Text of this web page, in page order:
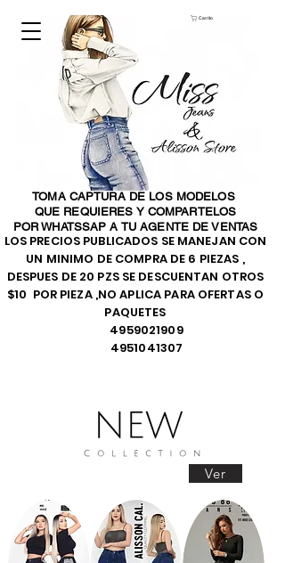
LOS PRECIOS PUBLICADOS SE MANEJAN CON
UN MINIMO DE COMPRA DE 6 PIEZAS ,
DESPUES DE 20 PZS SE DESCUENTAN OTROS
$10 POR PIEZA ,NO APLICA PARA OFERTAS O
PAQUETES
4959021909
4951041307
Ver
TOMA CAPTURA DE LOS MODELOS
QUE REQUIERES Y COMPARTELOS
POR WHATSSAP A TU AGENTE DE VENTAS
Carrito